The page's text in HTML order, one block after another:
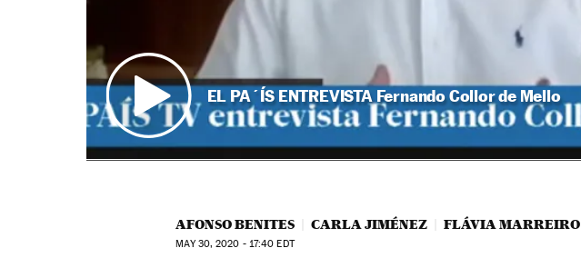
EL PA´ÍS ENTREVISTA Fernando Collor de Mello
AFONSO BENITES CARLA JIMÉNEZ FLÁVIA MARREIRO
MAY30, 2020 - 17:40 EDT